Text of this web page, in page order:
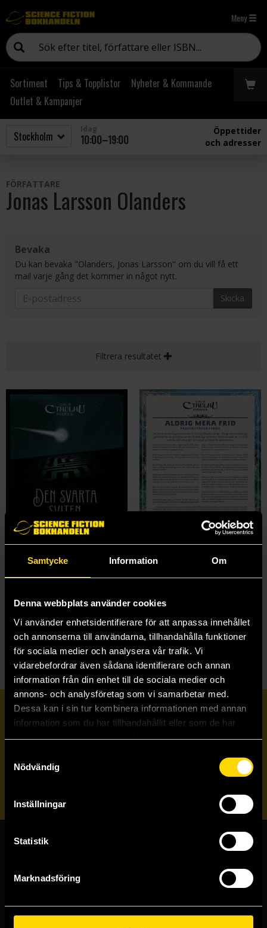
Samtycke Information Om
Denna webbplats använder cookies
Vi använder enhetsidentifierare för att anpassa innehållet
och annonserna till användarna, tillhandahålla funktioner
för sociala medier och analysera vår trafik. Vi
vidarebefordrar även sådana identifierare och annan
information från din enhet till de sociala medier och
annons- och analysföretag som vi samarbetar med.
Dessa kan i sin tur kombinera informationen med annan
information som du har tillhandahållit eller som de har
samlat in när du har använt deras tjänster.
Nödvändig
Inställningar
Statistik
Marknadsföring
Meny
Sortiment Tips & Topplistor
Nyheter & Kommande
Outlet & Kampanjer
10:00–19:00
Öppettider
och adresser
FÖRFATTARE
Jonas Larsson Olanders
Bevaka
Du kan bevaka "Olanders, Jonas Larsson" om du vill få ett
mail varje gång det kommer in något nytt.
Skicka
Filtrera resultatet
Den svarta sviten
Längre leveranstid
Beställ
Aldrig mera frid
Beställ
Prenumerera på vårt nyhetsbrev
Stockholmsbutiken
111 29 Stockholm